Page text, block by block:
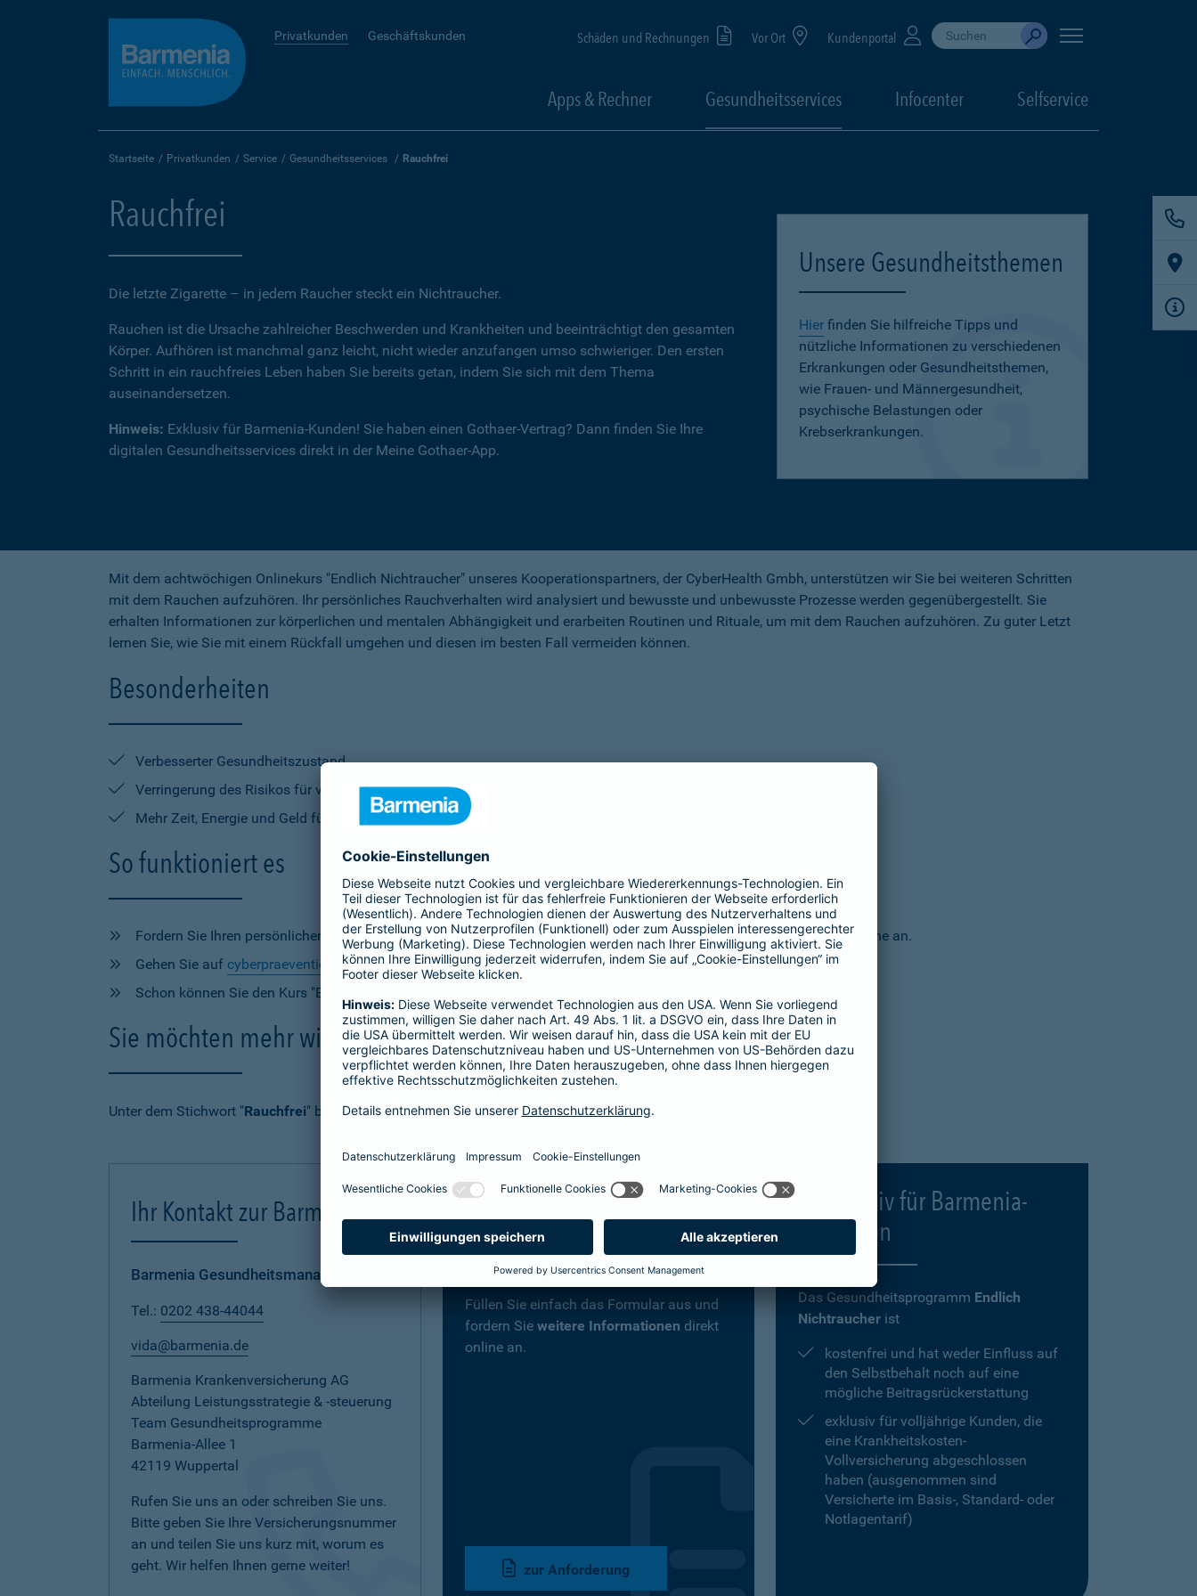
Privatkunden Geschäftskunden Schäden und Rechnungen Vor Ort Kundenportal Suche durchführen
When autocomplete results are available, use
Absenden
Apps & Rechner Gesundheitsservices Infocenter Selfservice
Startseite Privatkunden Service Gesundheitsservices Rauchfrei
Rauchfrei
Die letzte Zigarette – in jedem Raucher steckt ein Nichtraucher.
Rauchen ist die Ursache zahlreicher Beschwerden und Krankheiten und beeinträchtigt den gesamten
Körper. Aufhören ist manchmal ganz leicht, nicht wieder anzufangen umso schwieriger. Den ersten
Schritt in ein rauchfreies Leben haben Sie bereits getan, indem Sie sich mit dem Thema
auseinandersetzen.
Hinweis: Exklusiv für Barmenia-Kunden! Sie haben einen Gothaer-Vertrag? Dann finden Sie Ihre
digitalen Gesundheitsservices direkt in der Meine Gothaer-App.
Unsere Gesundheitsthemen
Hier finden Sie hilfreiche Tipps und
nützliche Informationen zu verschiedenen
Erkrankungen oder Gesundheitsthemen,
wie Frauen- und Männergesundheit,
psychische Belastungen oder
Krebserkrankungen.
Mit dem achtwöchigen Onlinekurs "Endlich Nichtraucher" unseres Kooperationspartners, der CyberHealth Gmbh, unterstützen wir Sie bei weiteren Schritten
mit dem Rauchen aufzuhören. Ihr persönliches Rauchverhalten wird analysiert und bewusste und unbewusste Prozesse werden gegenübergestellt. Sie
erhalten Informationen zur körperlichen und mentalen Abhängigkeit und erarbeiten Routinen und Rituale, um mit dem Rauchen aufzuhören. Zu guter Letzt
lernen Sie, wie Sie mit einem Rückfall umgehen und diesen im besten Fall vermeiden können.
Besonderheiten
Verbesserter Gesundheitszustand
Verringerung des Risikos für verschiedene Erkrankungen
Mehr Zeit, Energie und Geld für die wirklich schönen Dinge im Leben
So funktioniert es
Fordern Sie Ihren persönlichen Code per Telefon (0202 438-44044), per E-Mail (vida@barmenia.de) oder direkthieronline an.
Gehen Sie auf cyberpraevention.de/barmenia/endlich-nichtraucherund geben Sie Ihren Code ein.
Schon können Sie den Kurs "Endlich Nichtraucher" 8 Wochen lang kostenlos nutzen.
Sie möchten mehr wissen?
Unter dem Stichwort "Rauchfrei" beantworten wir gerne Ihre Fragen.
Ihr Kontakt zur Barmenia
Barmenia Gesundheitsmanagement
Tel.: 0202 438-44044
vida@barmenia.de
Barmenia Krankenversicherung AG
Abteilung Leistungsstrategie & -steuerung
Team Gesundheitsprogramme
Barmenia-Allee 1
42119 Wuppertal
Rufen Sie uns an oder schreiben Sie uns.
Bitte geben Sie Ihre Versicherungsnummer
an und teilen Sie uns kurz mit, worum es
geht. Wir helfen Ihnen gerne weiter!
Informationen online
anfordern
Füllen Sie einfach das Formular aus und
fordern Sie weitere Informationen direkt
online an.
zur Anforderung
Exklusiv für Barmenia-
Kunden
Das Gesundheitsprogramm Endlich
Nichtraucher ist
kostenfrei und hat weder Einfluss auf
den Selbstbehalt noch auf eine
mögliche Beitragsrückerstattung
exklusiv für volljährige Kunden, die
eine Krankheitskosten-
Vollversicherung abgeschlossen
haben (ausgenommen sind
Versicherte im Basis-, Standard- oder
Notlagentarif)